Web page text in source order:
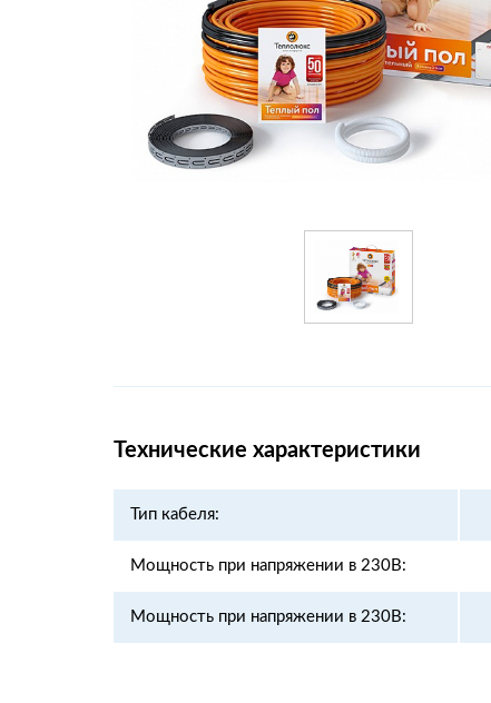
Технические характеристики
Тип кабеля:
Мощность при напряжении в 230В:
Мощность при напряжении в 230В: